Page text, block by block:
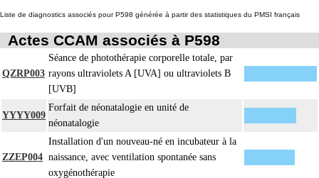
Liste de diagnostics associés pour P598 générée à partir des statistiques du PMSI français
Actes CCAM associés à P598
QZRP003
Séance de photothérapie corporelle totale, par
rayons ultraviolets A [UVA] ou ultraviolets B
[UVB]
YYYY009
Forfait de néonatalogie en unité de
néonatalogie
ZZEP004
Installation d'un nouveau-né en incubateur à la
naissance, avec ventilation spontanée sans
oxygénothérapie